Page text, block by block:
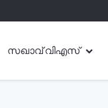
സഖാവ് വിഎസ്